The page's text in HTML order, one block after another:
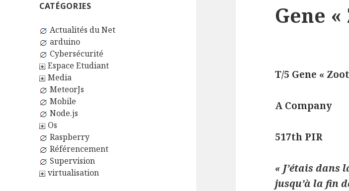
CATÉGORIES
Actualités du Net
arduino
Cybersécurité
Espace Etudiant
Media
MeteorJs
Mobile
Node.js
Os
Raspberry
Référencement
Supervision
virtualisation
Gene
T/5 Gene «
A Company
517th PIR
« J’étais dans
jusqu’à la fin